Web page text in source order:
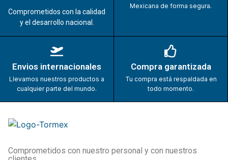
Comprometidos con la calidad
y el desarrollo nacional.
Mexicana de forma segura.
Envios internacionales
Llevamos nuestros productos a
cualquier parte del mundo.
Compra garantizada
Tu compra está respaldada en
todo momento.
Comprometidos con nuestro personal y con nuestros